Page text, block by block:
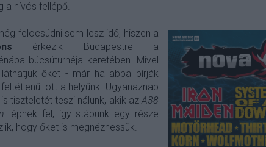
a nívós fellépő.
felocsúdni sem lesz idő, hiszen a
érkezik Budapestre a
búcsúturnéja keretében. Mivel
őket - már ha abba bírják
ott a helyünk. Ugyanaznap
is tiszteletét teszi nálunk, akik az A38
lépnek fel, így stábunk egy része
hogy őket is megnézhessük.